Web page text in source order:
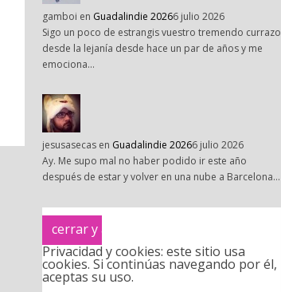
gamboi en Guadalindie 20266 julio 2026
Sigo un poco de estrangis vuestro tremendo currazo
desde la lejanía desde hace un par de años y me
emociona…
jesusasecas en Guadalindie 20266 julio 2026
Ay. Me supo mal no haber podido ir este año
después de estar y volver en una nube a Barcelona…
Privacidad y cookies: este sitio usa
cookies. Si continúas navegando por él,
aceptas su uso.